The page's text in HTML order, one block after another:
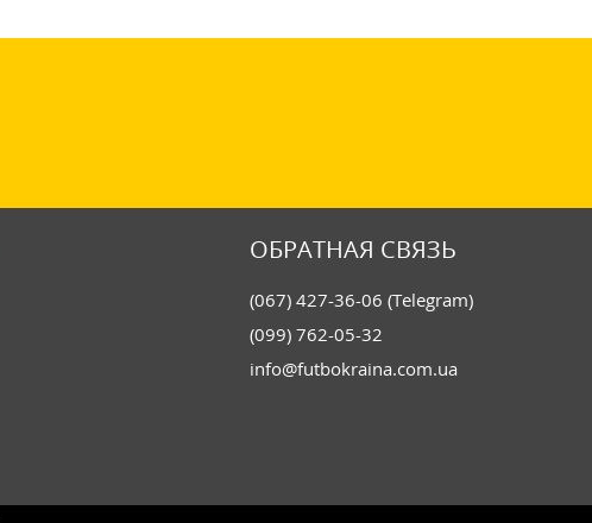
ОБРАТНАЯ СВЯЗЬ
(067) 427-36-06 (Telegram)
(099) 762-05-32
info@futbokraina.com.ua